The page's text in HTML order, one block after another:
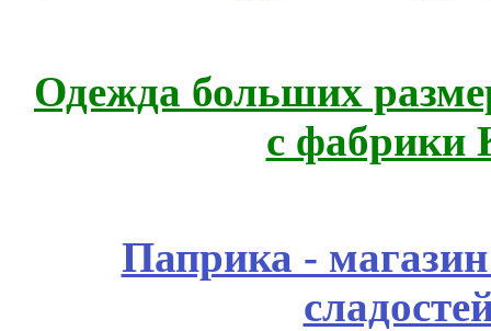
Одежда больших
с фабрики
Паприка -